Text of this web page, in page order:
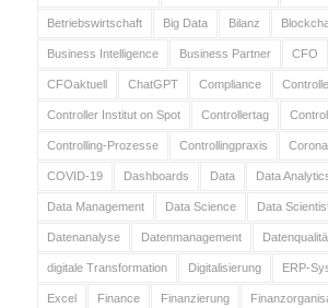
Betriebswirtschaft Big Data Bilanz
Business Intelligence Business Partner CFO
CFOaktuell ChatGPT Compliance
Controller Institut on Spot Controllertag
Controlling-Prozesse Controllingpraxis Corona
COVID-19 Dashboards Data Data
Data Management Data Science Data
Datenanalyse Datenmanagement
digitale Transformation Digitalisierung ERP-
Excel Finance Finanzierung